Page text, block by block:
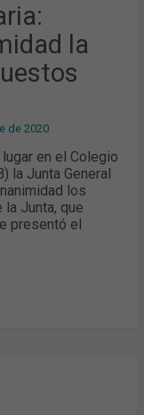
la
de 2020
en el Colegio
la Junta General
los
Junta, que
presentó el